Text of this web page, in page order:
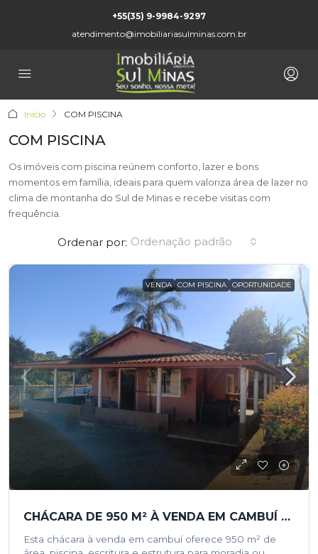
+55(35) 9-9984-9297
atendimento@imobiliariasulminas.com.br
Início COM PISCINA
COM PISCINA
Os imóveis com piscina reúnem conforto, lazer e bons
momentos em família, ideais para quem valoriza área de lazer no
clima de montanha do Sul de Minas e recebe visitas com
frequência.
Ordenar por: Ordenação padrão
VENDA COM PISCINA OPORTUNIDADE
CHÁCARA DE 950 M² À VENDA EM CAMBUÍ COM PISCINA
Esta chácara à venda em cambuí oferece 950 m² de